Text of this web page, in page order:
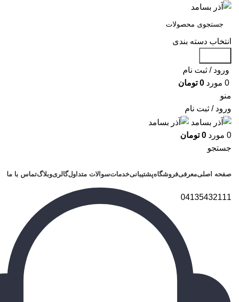
انتخاب دسته بندی
ورود / ثبت نام
0 مورد 0 تومان
منو
ورود / ثبت نام
0 مورد 0 تومان
جستجو
صفحه اصلیمعرفیفروشگاهپشتیبانیخدماتسوالات متداولگالریوبلاگتماس با ما
04135432111
برای بزرگنمایی کلیک کنید